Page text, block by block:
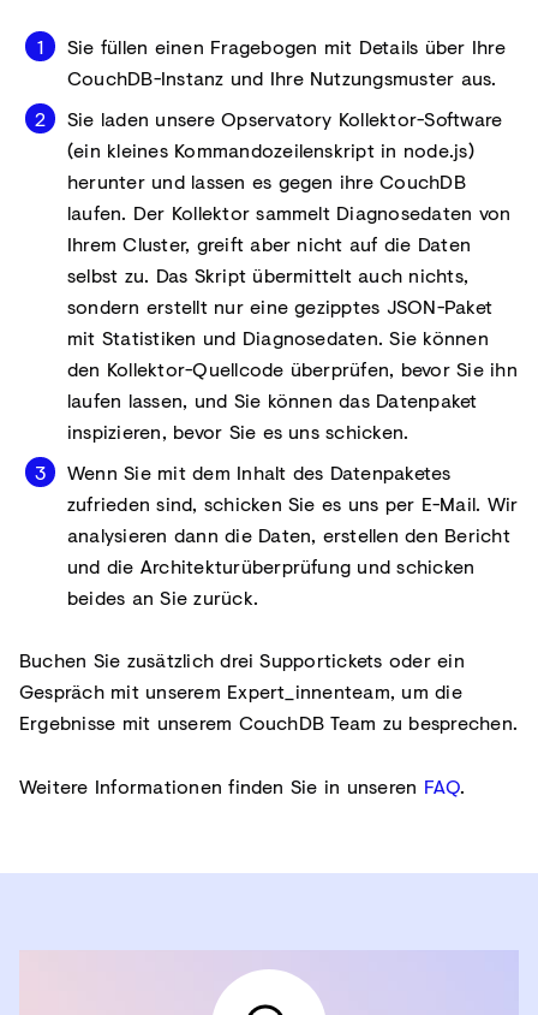
Sie füllen einen Fragebogen mit Details über Ihre
CouchDB-Instanz und Ihre Nutzungsmuster aus.
Sie laden unsere Opservatory Kollektor-Software
(ein kleines Kommandozeilenskript in node.js)
herunter und lassen es gegen ihre CouchDB
laufen. Der Kollektor sammelt Diagnosedaten von
Ihrem Cluster, greift aber nicht auf die Daten
selbst zu. Das Skript übermittelt auch nichts,
sondern erstellt nur eine gezipptes JSON-Paket
mit Statistiken und Diagnosedaten. Sie können
den Kollektor-Quellcode überprüfen, bevor Sie ihn
laufen lassen, und Sie können das Datenpaket
inspizieren, bevor Sie es uns schicken.
Wenn Sie mit dem Inhalt des Datenpaketes
zufrieden sind, schicken Sie es uns per E-Mail. Wir
analysieren dann die Daten, erstellen den Bericht
und die Architekturüberprüfung und schicken
beides an Sie zurück.
Buchen Sie zusätzlich drei Supportickets oder ein
Gespräch mit unserem Expert_innenteam, um die
Ergebnisse mit unserem CouchDB Team zu besprechen.
Weitere Informationen finden Sie in unseren FAQ.